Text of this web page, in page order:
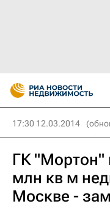
17:30 12.03.2014
ГК "Мортон"
млн кв м
Москве -